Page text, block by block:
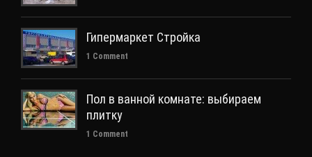
Гипермаркет Стройка
1 Comment
Пол в ванной комнате: выбираем
плитку
1 Comment